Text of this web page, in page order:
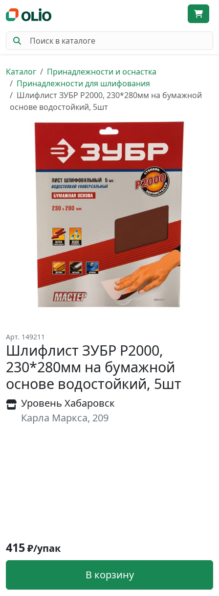
Каталог
Принадлежности и оснастка
Принадлежности для шлифования
Шлифлист ЗУБР Р2000, 230*280мм на бумажной
основе водостойкий, 5шт
Арт. 149211
Шлифлист ЗУБР Р2000,
230*280мм на бумажной
основе водостойкий, 5шт
Уровень Хабаровск
Карла Маркса, 209
415₽/упак
В корзину